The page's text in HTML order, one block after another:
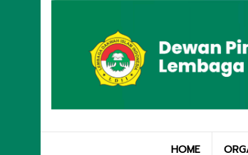
HOME